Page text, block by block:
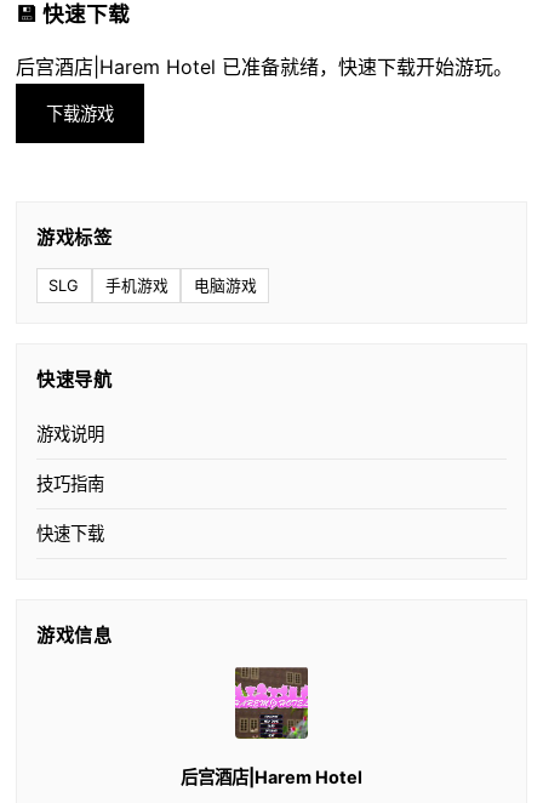
💾 快速下载
后宫酒店|Harem Hotel 已准备就绪，快速下载开始游玩。
下载游戏
游戏标签
SLG 手机游戏 电脑游戏
快速导航
游戏说明
技巧指南
快速下载
游戏信息
后宫酒店|Harem Hotel